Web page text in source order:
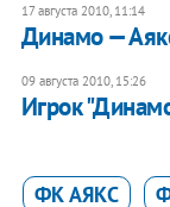
17 августа 2010, 11:14
Динамо —
09 августа 2010, 15:26
Игрок
ФК АЯКС